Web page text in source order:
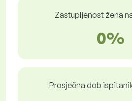
Zastupljenost žena
0%
Prosječna dob